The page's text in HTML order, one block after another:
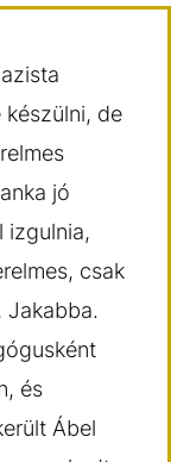
készülni, de
jó
izgulnia,
csak
Jakabba.
és
Ábel